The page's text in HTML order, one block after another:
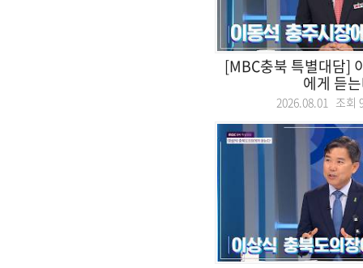
[MBC충북 특별대담]
에게 듣
2026.08.01 조회